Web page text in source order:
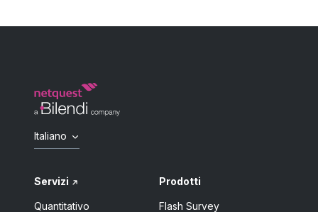
Italiano
Servizi
Quantitativo
Prodotti
Flash Survey